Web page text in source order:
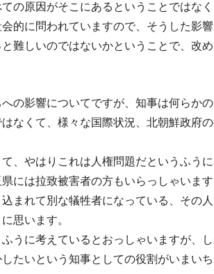
の原因がそこにあるということではな
的に問われていますので、そうした影
難しいのではないかということで、改
の影響についてですが、知事は何らか
なくて、様々な国際状況、北朝鮮政府
、やはりこれは人権問題だというふう
には拉致被害者の方もいらっしゃいま
まれて別な犠牲者になっている、その
思います。
うに考えているとおっしゃいますが、
たいという知事としての役割がいまい